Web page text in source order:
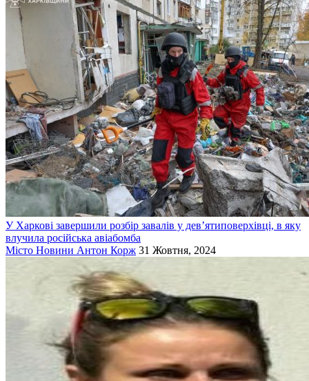
У Харкові завершили розбір завалів у дев’ятиповерхівці, в яку
влучила російська авіабомба
Місто Новини Антон Корж 31 Жовтня, 2024